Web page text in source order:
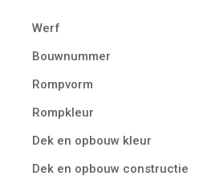
Werf
Bouwnummer
Rompvorm
Rompkleur
Dek en opbouw kleur
Dek en opbouw constructie